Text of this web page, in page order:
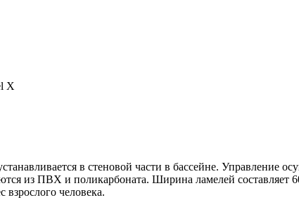
X
в стеновой части в бассейне. Управление
из ПВХ и поликарбоната. Ширина ламелей
человека.